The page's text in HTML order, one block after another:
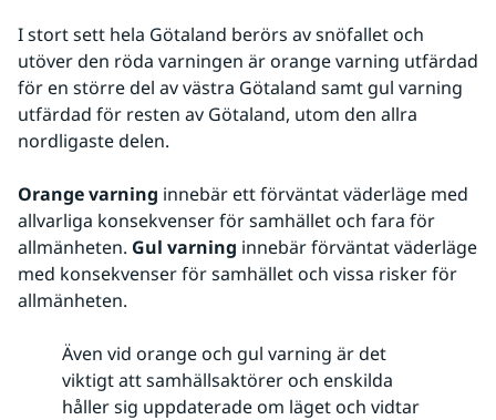
I stort sett hela Götaland berörs av snöfallet och
utöver den röda varningen är orange varning utfärdad
för en större del av västra Götaland samt gul varning
utfärdad för resten av Götaland, utom den allra
nordligaste delen.
Orange varning innebär ett förväntat väderläge med
allvarliga konsekvenser för samhället och fara för
allmänheten. Gul varning innebär förväntat väderläge
med konsekvenser för samhället och vissa risker för
allmänheten.
Även vid orange och gul varning är det
viktigt att samhällsaktörer och enskilda
håller sig uppdaterade om läget och vidtar